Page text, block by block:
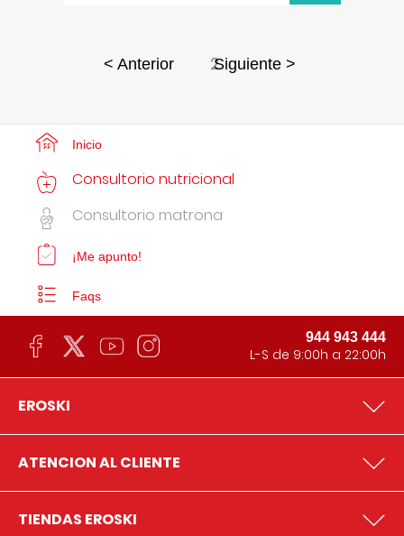
< Anterior 2Siguiente >
Inicio
Consultorio nutricional
Consultorio matrona
¡Me apunto!
Faqs
944 943 444
L-S de 9:00h a 22:00h
EROSKI
ATENCION AL CLIENTE
TIENDAS EROSKI